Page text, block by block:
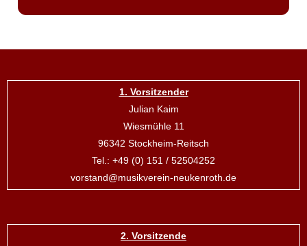
1. Vorsitzender
Julian Kaim
Wiesmühle 11
96342 Stockheim-Reitsch
Tel.: +49 (0) 151 / 52504252
vorstand@musikverein-neukenroth.de
2. Vorsitzende